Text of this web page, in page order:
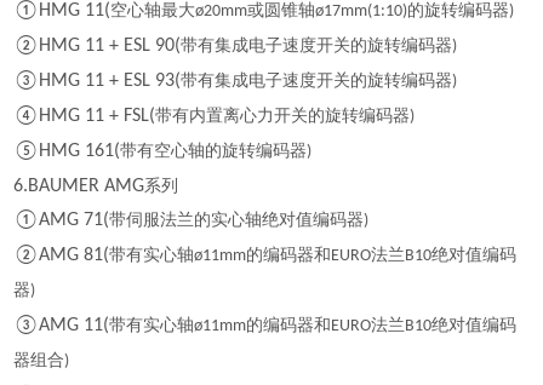
①HMG 11(空心轴最大ø20mm或圆锥轴ø17mm(1:10)的旋转编码器)
②HMG 11 + ESL 90(带有集成电子速度开关的旋转编码器)
③HMG 11 + ESL 93(带有集成电子速度开关的旋转编码器)
④HMG 11 + FSL(带有内置离心力开关的旋转编码器)
⑤HMG 161(带有空心轴的旋转编码器)
6.BAUMER AMG系列
①AMG 71(带伺服法兰的实心轴绝对值编码器)
②AMG 81(带有实心轴ø11mm的编码器和 EURO法兰B10绝对值编码
器)
③AMG 11(带有实心轴ø11mm的编码器和 EURO法兰B10绝对值编码
器组合)